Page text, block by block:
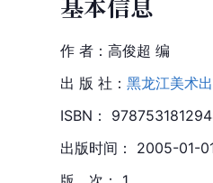
作 者：高俊超 编
出 版 社： 黑龙江美术
ISBN：
出版时间： 2005-01-